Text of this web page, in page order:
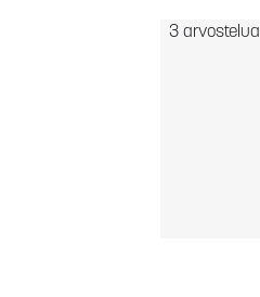
3 arvostelua